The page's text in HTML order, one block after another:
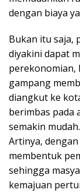
dengan biaya
Bukan itu saja,
diyakini dapat
perekonomian,
gampang
diangkut ke
berimbas pada
semakin mudah.
Artinya,
membentuk
sehingga
kemajuan